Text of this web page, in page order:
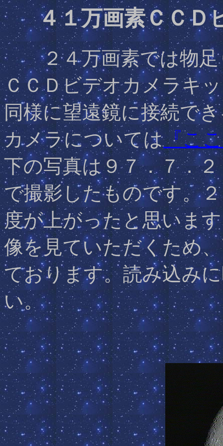
４１万画素ＣＣＤ
２４万画素では物
ＣＣＤビデオカメラキ
同様に望遠鏡に接続で
カメラについては『こ
下の写真は９７．７．
で撮影したものです。
度が上がったと思いま
像を見ていただくため
ております。読み込み
い。